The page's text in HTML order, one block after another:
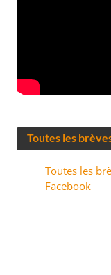
Toutes les
Toutes les
Facebook